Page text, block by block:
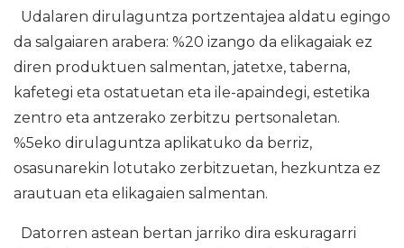
Udalaren dirulaguntza portzentajea aldatu egingo
da salgaiaren arabera: %20 izango da elikagaiak ez
diren produktuen salmentan, jatetxe, taberna,
kafetegi eta ostatuetan eta ile-apaindegi, estetika
zentro eta antzerako zerbitzu pertsonaletan.
%5eko dirulaguntza aplikatuko da berriz,
osasunarekin lotutako zerbitzuetan, hezkuntza ez
arautuan eta elikagaien salmentan.
Datorren astean bertan jarriko dira eskuragarri